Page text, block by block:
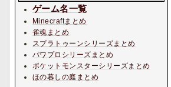
ゲーム名一覧
Minecraftまとめ
雀魂まとめ
スプラトゥーンシリーズまとめ
パワプロシリーズまとめ
ポケットモンスターシリーズまとめ
ほの暮しの庭まとめ